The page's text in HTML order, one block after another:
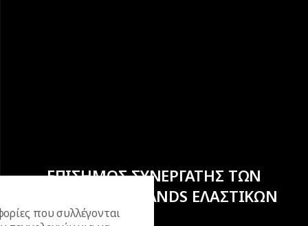
ΕΠΙΣΗΜΟΣ ΣΥΝΕΡΓΑΤΗΣ ΤΩΝ
ΚΟΡΥΦΑΙΩΝ BRANDS ΕΛΑΣΤΙΚΩΝ
που συλλέγονται